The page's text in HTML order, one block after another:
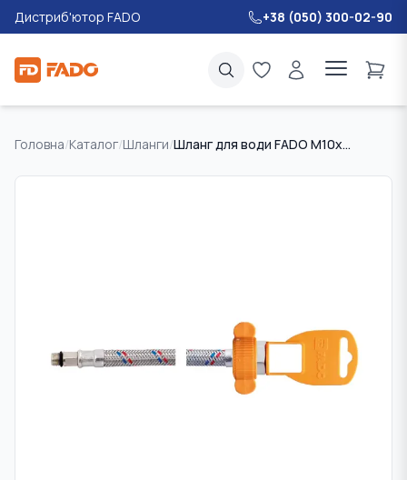
Дистриб'ютор FADO +38 (050) 300-02-90
Головна/Каталог/Шланги/ Шланг для води FADO M10х1/2" 30 см коротка